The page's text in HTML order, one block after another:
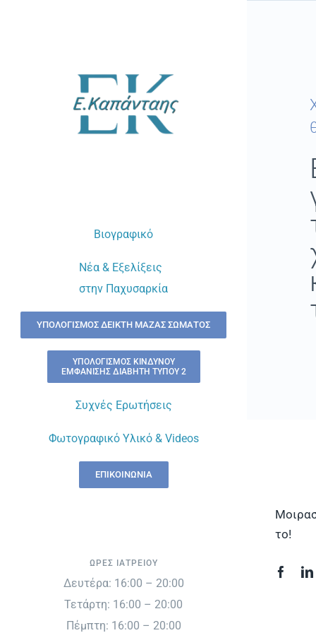
Βιογραφικό
Νέα & Εξελίξεις
στην Παχυσαρκία
ΥΠΟΛΟΓΙΣΜΌΣ ΔΕΊΚΤΗ ΜΆΖΑΣ ΣΏΜΑΤΟΣ
ΥΠΟΛΟΓΙΣΜΌΣ ΚΙΝΔΎΝΟΥ
ΕΜΦΆΝΙΣΗΣ ΔΙΑΒΉΤΗ ΤΎΠΟΥ 2
Συχνές Ερωτήσεις
Φωτογραφικό Υλικό & Videos
ΕΠΙΚΟΙΝΩΝΊΑ
ΏΡΕΣ ΙΑΤΡΕΊΟΥ
Δευτέρα: 16:00 – 20:00
Τετάρτη: 16:00 – 20:00
Πέμπτη: 16:00 – 20:00
το!